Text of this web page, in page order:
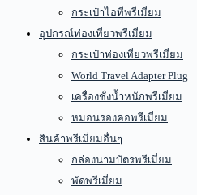
กระเป๋าไอทีพรีเมี่ยม
อุปกรณ์ท่องเที่ยวพรีเมี่ยม
กระเป๋าท่องเที่ยวพรีเมี่ยม
World Travel Adapter Plug
เครื่องชั่งน้ำหนักพรีเมี่ยม
หมอนรองคอพรีเมี่ยม
สินค้าพรีเมี่ยมอื่นๆ
กล่องนามบัตรพรีเมี่ยม
พัดพรีเมี่ยม